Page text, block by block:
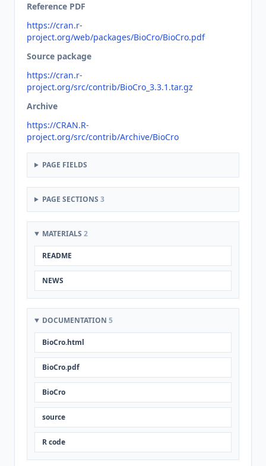
Reference PDF
https://cran.r-
project.org/web/packages/BioCro/BioCro.pdf
Source package
https://cran.r-
project.org/src/contrib/BioCro_3.3.1.tar.gz
Archive
https://CRAN.R-
project.org/src/contrib/Archive/BioCro
PAGE FIELDS
PAGE SECTIONS 3
MATERIALS 2
README
NEWS
DOCUMENTATION 5
BioCro.html
BioCro.pdf
BioCro
source
R code